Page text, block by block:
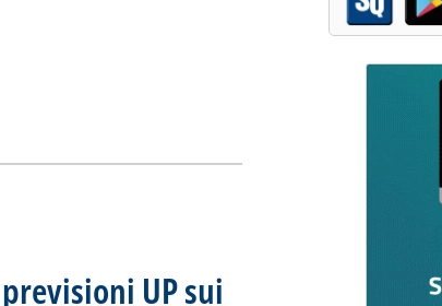
UP sui